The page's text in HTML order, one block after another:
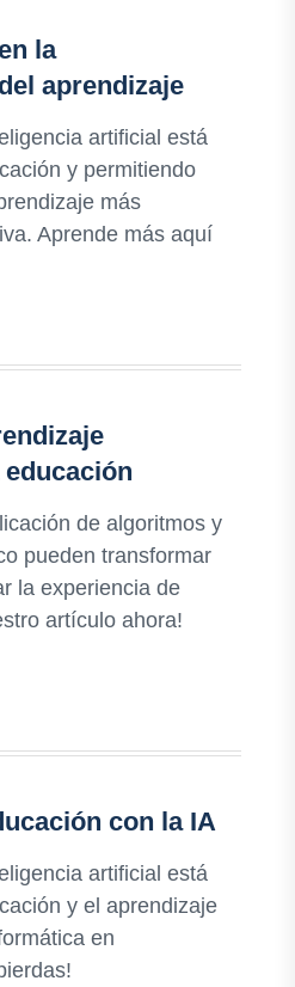
la
aprendizaje
artificial está
y permitiendo
más
Aprende más aquí
de algoritmos y
pueden transformar
la experiencia de
artículo ahora!
con la IA
artificial está
y el aprendizaje
en